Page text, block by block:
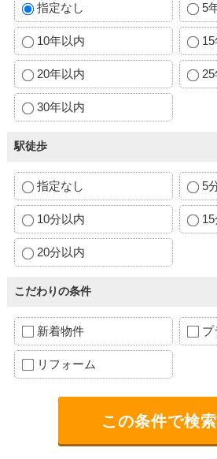
指定なし 5
10年以内
20年以内
30年以内
駅徒歩
指定なし 5
10分以内
20分以内
こだわりの条件
新着物件 プ
リフォーム